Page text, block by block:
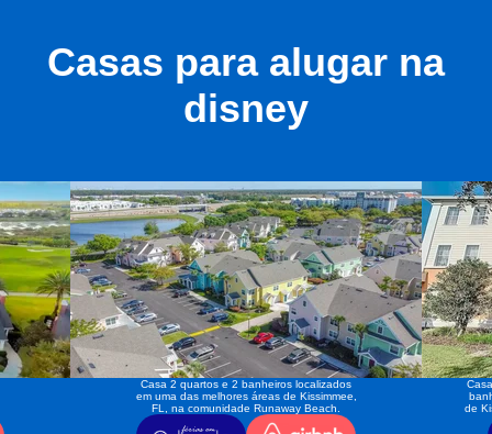
Casas para alugar na
disney
Casa 2 quartos e 2 banheiros localizados
em uma das melhores áreas de Kissimmee,
FL, na comunidade Runaway Beach.
de